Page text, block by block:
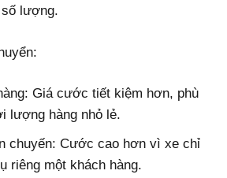
lượng.
Giá cước tiết kiệm hơn, phù
lượng hàng nhỏ lẻ.
chuyến: Cước cao hơn vì xe chỉ
riêng một khách hàng.